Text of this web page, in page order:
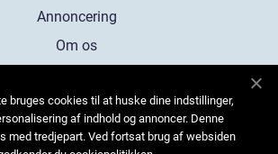
Annoncering
Om os
Kontakt os
Sitemap
bruges cookies til at huske dine indstillinger,
af indhold og annoncer. Denne
med tredjepart. Ved fortsat brug af websiden